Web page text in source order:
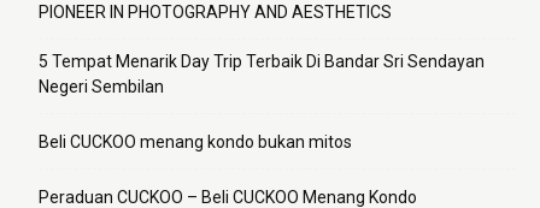
PIONEER IN PHOTOGRAPHY AND AESTHETICS
5 Tempat Menarik Day Trip Terbaik Di Bandar Sri Sendayan
Negeri Sembilan
Beli CUCKOO menang kondo bukan mitos
Peraduan CUCKOO – Beli CUCKOO Menang Kondo